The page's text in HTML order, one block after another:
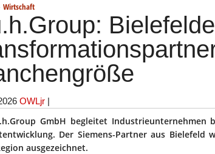
Wirtschaft
OWLjr |
GmbH begleitet Industrieunternehmen
Der Siemens-Partner aus
ausgezeichnet.